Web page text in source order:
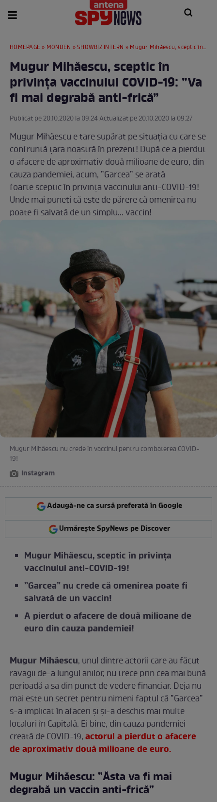
HOMEPAGE » MONDEN »SHOWBIZ INTERN » Mugur Mihăescu, sceptic în privința vaccinului COVID-19: ”Va fi mai degrabă anti-frică”
Mugur Mihăescu, sceptic în
privința vaccinului COVID-19: ”Va
fi mai degrabă anti-frică”
Publicat pe 20.10.2020 la 09:24 Actualizat pe 20.10.2020 la 09:27
Mugur Mihăescu e tare supărat pe situația cu care se
confruntă țara noastră în prezent! După ce a pierdut
o afacere de aproximativ două milioane de euro, din
cauza pandemiei, acum, ”Garcea” se arată
foarte sceptic în privința vaccinului anti-COVID-19!
Unde mai puneți că este de părere că omenirea nu
poate fi salvată de un simplu... vaccin!
Mugur Mihăescu nu crede în vaccinul pentru combaterea COVID-
19!
Instagram
Adaugă-ne ca sursă preferată în Google
Urmărește SpyNews pe Discover
Mugur Mihăescu, sceptic în privința
vaccinului anti-COVID-19!
”Garcea” nu crede că omenirea poate fi
salvată de un vaccin!
A pierdut o afacere de două milioane de
euro din cauza pandemiei!
Mugur Mihăescu, unul dintre actorii care au făcut
ravagii de-a lungul anilor, nu trece prin cea mai bună
perioadă a sa din punct de vedere financiar. Deja nu
mai este un secret pentru nimeni faptul că ”Garcea”
s-a implicat în afaceri și și-a deschis mai multe
localuri în Capitală. Ei bine, din cauza pandemiei
creată de COVID-19,actorul a pierdut o afacere
de aproximativ două milioane de euro.
Mugur Mihăescu: ”Ăsta va fi mai
degrabă un vaccin anti-frică”